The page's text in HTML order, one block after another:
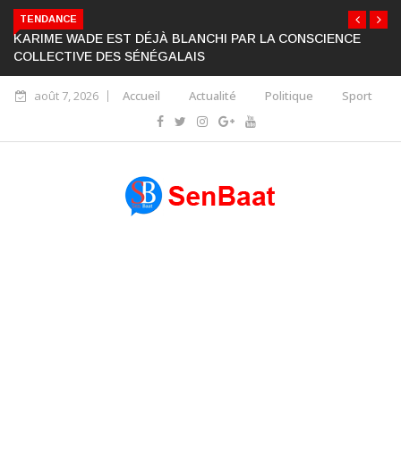
TENDANCE
KARIME WADE EST DÉJÀ BLANCHI PAR LA CONSCIENCE
COLLECTIVE DES SÉNÉGALAIS
août 7, 2026 Accueil Actualité Politique Sport